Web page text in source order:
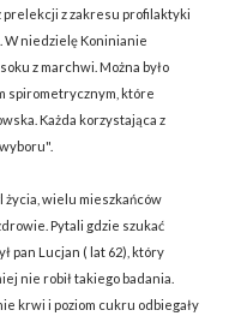
prelekcji z zakresu profilaktyki
W niedzielę Koninianie
z marchwi. Można było
spirometrycznym, które
Każda korzystająca z
życia, wielu mieszkańców
Pytali gdzie szukać
pan Lucjan ( lat 62), który
nie robił takiego badania.
krwi i poziom cukru odbiegały